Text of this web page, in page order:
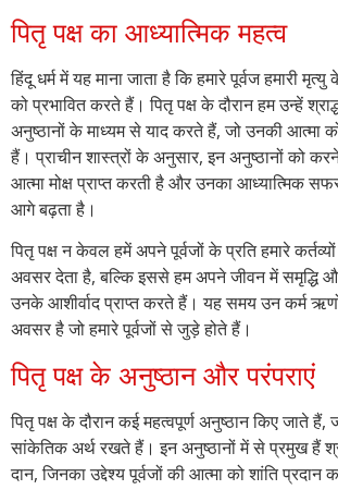
पितृ पक्ष का आध्यात्मिक महत्व
हिंदू धर्म में यह माना जाता है कि हमारे पूर्वज हमारी
को प्रभावित करते हैं। पितृ पक्ष के दौरान हम उन्हें
अनुष्ठानों के माध्यम से याद करते हैं, जो उनकी आत्मा
हैं। प्राचीन शास्त्रों के अनुसार, इन अनुष्ठानों को
आत्मा मोक्ष प्राप्त करती है और उनका आध्यात्मिक
आगे बढ़ता है।
पितृ पक्ष न केवल हमें अपने पूर्वजों के प्रति हमारे
अवसर देता है, बल्कि इससे हम अपने जीवन में समृद्धि
उनके आशीर्वाद प्राप्त करते हैं। यह समय उन कर्म
अवसर है जो हमारे पूर्वजों से जुड़े होते हैं।
पितृ पक्ष के अनुष्ठान और परंपराएं
पितृ पक्ष के दौरान कई महत्वपूर्ण अनुष्ठान किए जाते
सांकेतिक अर्थ रखते हैं। इन अनुष्ठानों में से प्रमुख हैं
दान, जिनका उद्देश्य पूर्वजों की आत्मा को शांति प्रदान